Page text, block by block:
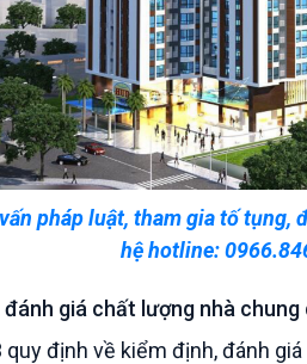
pháp luật, tham gia tố tụng,
hệ hotline:
giá chất lượng nhà chung
định về kiểm định, đánh